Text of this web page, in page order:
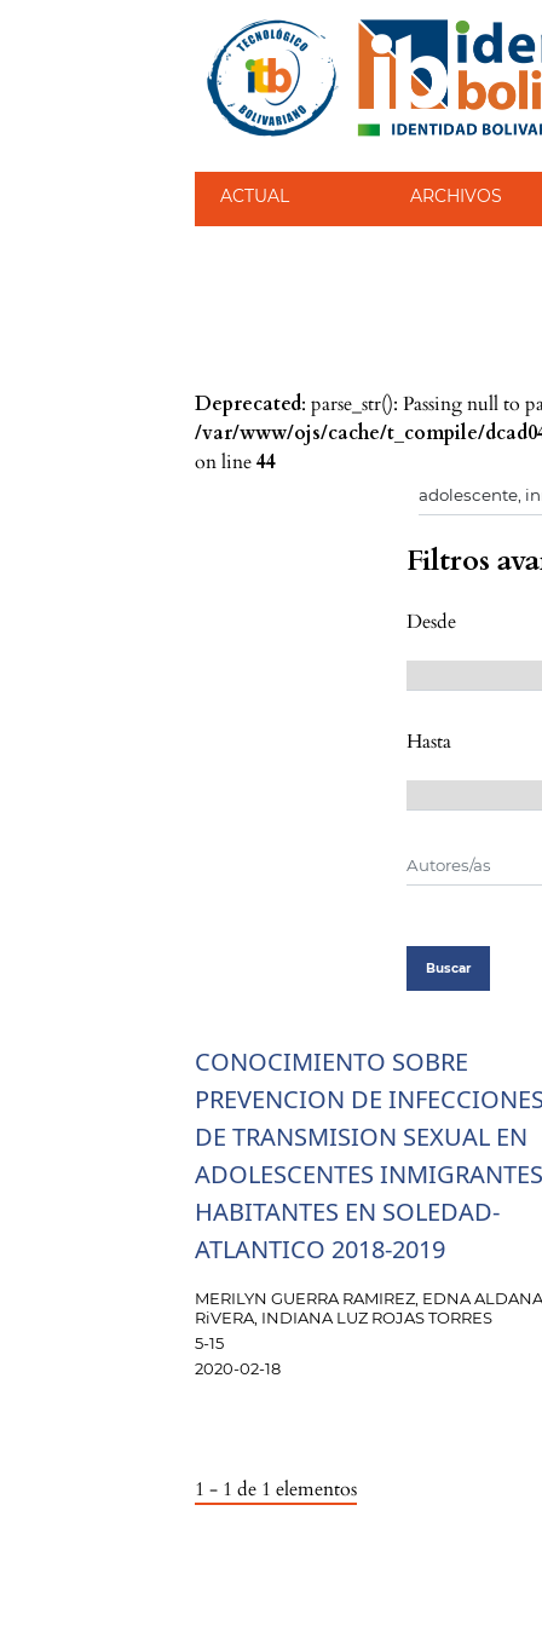
ACTUAL ARCHIVOS
Deprecated: parse_str(): Passing null to
/var/www/ojs/cache/t_compile/
on line44
Filtros
Desde
Hasta
Buscar
CONOCIMIENTO SOBRE
PREVENCION DE INFECCIONES
DE TRANSMISION SEXUAL EN
ADOLESCENTES INMIGRANTES
HABITANTES EN SOLEDAD-
ATLANTICO 2018-2019
MERILYN GUERRA RAMIREZ, EDNA ALDANA
RiVERA, INDIANA LUZ ROJAS TORRES
5-15
2020-02-18
1 - 1 de 1 elementos